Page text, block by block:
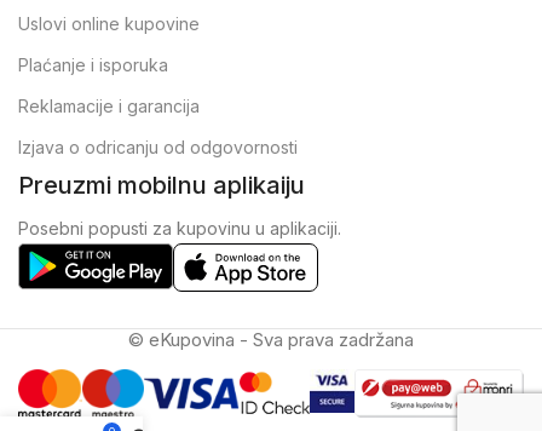
Uslovi online kupovine
Plaćanje i isporuka
Reklamacije i garancija
Izjava o odricanju od odgovornosti
Preuzmi mobilnu aplikaiju
Posebni popusti za kupovinu u aplikaciji.
© eKupovina - Sva prava zadržana